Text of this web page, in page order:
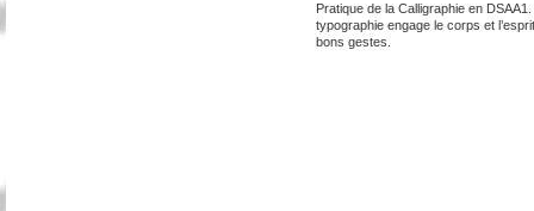
Pratique de la Calligraphie en
typographie engage le corps et
bons gestes.